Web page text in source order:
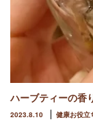
ハーブティーの香
2023.8.10 健康お役立